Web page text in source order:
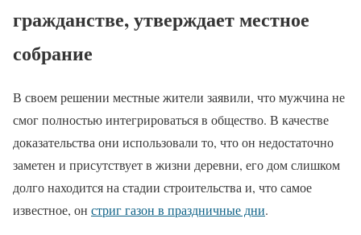
гражданстве, утверждает местное
собрание
В своем решении местные жители заявили, что мужчина не
смог полностью интегрироваться в общество. В качестве
доказательства они использовали то, что он недостаточно
заметен и присутствует в жизни деревни, его дом слишком
долго находится на стадии строительства и, что самое
известное, он стриг газон в праздничные дни.